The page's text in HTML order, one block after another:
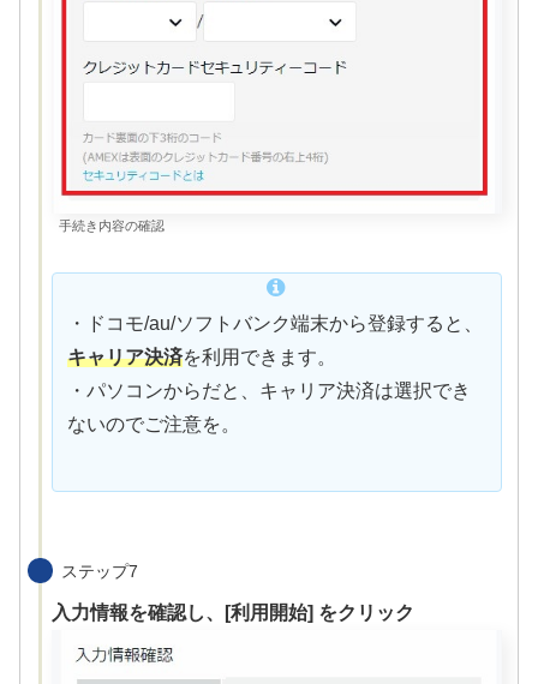
手続き内容の確認
・ドコモ/au/ソフトバンク端末から登録すると、
キャリア決済を利用できます。
・パソコンからだと、キャリア決済は選択でき
ないのでご注意を。
ステップ7
入力情報を確認し、[利用開始] をクリック